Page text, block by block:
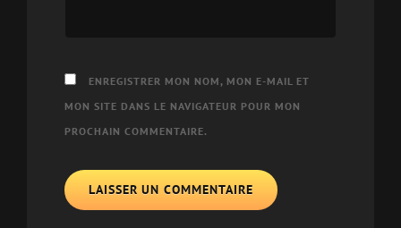
ENREGISTRER MON NOM, MON E-MAIL ET
MON SITE DANS LE NAVIGATEUR POUR MON
PROCHAIN COMMENTAIRE.